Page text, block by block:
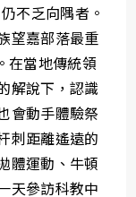
不乏向隅者。
望嘉部落最重
在當地傳統領
解說下，認識
會動手體驗祭
刺距離遙遠的
體運動、牛頓
天參訪科教中